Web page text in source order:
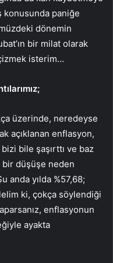
konusunda paniğe
dönemin
bir milat olarak
isterim…
üzerinde, neredeyse
açıklanan enflasyon,
bile şaşırttı ve baz
bir düşüşe neden
anda yılda %57,68;
ki, çokça söylendiği
enflasyonun
ayakta